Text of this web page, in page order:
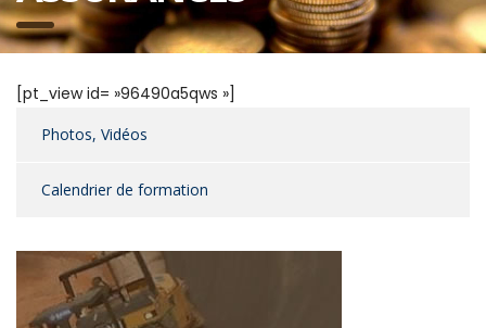
[pt_view id= »96490a5qws »]
Photos, Vidéos
Calendrier de formation